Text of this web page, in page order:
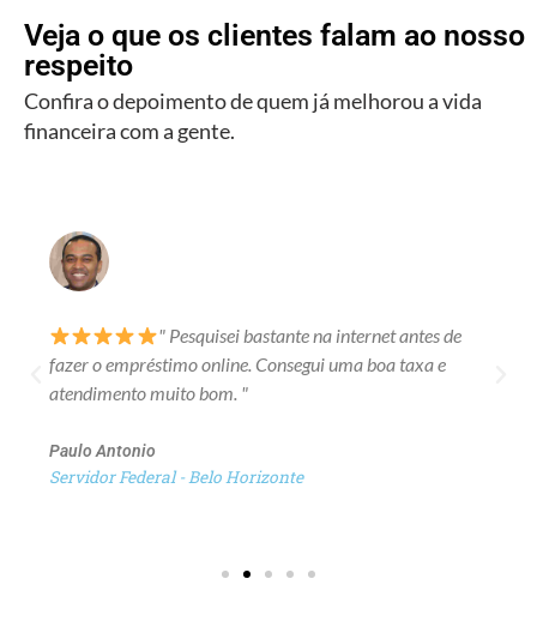
Veja o que os clientes falam ao nosso
respeito
Confira o depoimento de quem já melhorou a vida
financeira com a gente.
" Pesquisei bastante na internet antes de
fazer o empréstimo online. Consegui uma boa taxa e
atendimento muito bom. "
Paulo Antonio
Servidor Federal - Belo Horizonte